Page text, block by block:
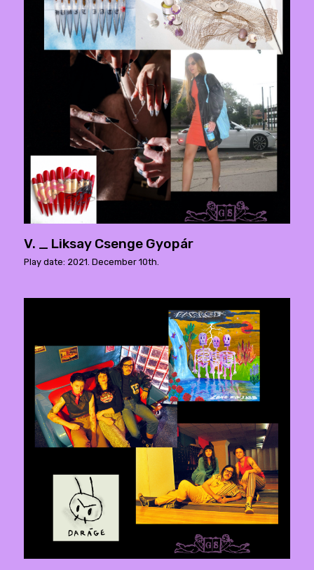
V. _ Liksay Csenge Gyopár
Play date: 2021. December 10th.